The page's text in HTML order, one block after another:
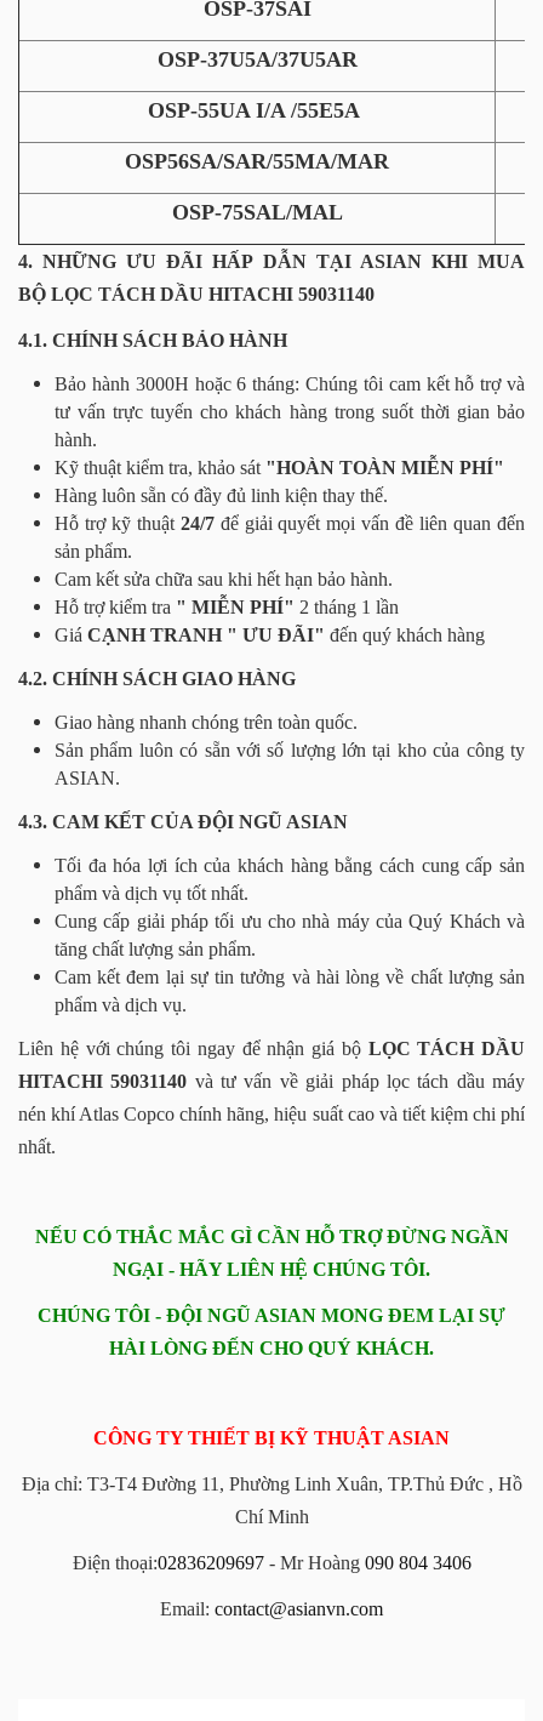
OSP-37SAI
OSP-37U5A/37U5AR
OSP-55UA I/A /55E5A
OSP56SA/SAR/55MA/MAR
OSP-75SAL/MAL
4. NHỮNG ƯU ĐÃI HẤP DẪN TẠI ASIAN KHI MUA
BỘ LỌC TÁCH DẦU HITACHI 59031140
4.1. CHÍNH SÁCH BẢO HÀNH
Bảo hành 3000H hoặc 6 tháng: Chúng tôi cam kết hỗ trợ và
tư vấn trực tuyến cho khách hàng trong suốt thời gian bảo
hành.
Kỹ thuật kiểm tra, khảo sát "HOÀN TOÀN MIỄN PHÍ"
Hàng luôn sẵn có đầy đủ linh kiện thay thế.
Hỗ trợ kỹ thuật 24/7 để giải quyết mọi vấn đề liên quan đến
sản phẩm.
Cam kết sửa chữa sau khi hết hạn bảo hành.
Hỗ trợ kiểm tra " MIỄN PHÍ" 2 tháng 1 lần
Giá CẠNH TRANH " ƯU ĐÃI" đến quý khách hàng
4.2. CHÍNH SÁCH GIAO HÀNG
Giao hàng nhanh chóng trên toàn quốc.
Sản phẩm luôn có sẵn với số lượng lớn tại kho của công ty
ASIAN.
4.3. CAM KẾT CỦA ĐỘI NGŨ ASIAN
Tối đa hóa lợi ích của khách hàng bằng cách cung cấp sản
phẩm và dịch vụ tốt nhất.
Cung cấp giải pháp tối ưu cho nhà máy của Quý Khách và
tăng chất lượng sản phẩm.
Cam kết đem lại sự tin tưởng và hài lòng về chất lượng sản
phẩm và dịch vụ.
Liên hệ với chúng tôi ngay để nhận giá bộ LỌC TÁCH DẦU
HITACHI 59031140 và tư vấn về giải pháp lọc tách dầu máy
nén khí Atlas Copco chính hãng, hiệu suất cao và tiết kiệm chi phí
nhất.
NẾU CÓ THẮC MẮC GÌ CẦN HỖ TRỢ ĐỪNG NGẦN
NGẠI - HÃY LIÊN HỆ CHÚNG TÔI.
CHÚNG TÔI - ĐỘI NGŨ ASIAN MONG ĐEM LẠI SỰ
HÀI LÒNG ĐẾN CHO QUÝ KHÁCH.
CÔNG TY THIẾT BỊ KỸ THUẬT ASIAN
Địa chỉ: T3-T4 Đường 11, Phường Linh Xuân, TP.Thủ Đức , Hồ
Chí Minh
Điện thoại:02836209697- Mr Hoàng 090 804 3406
Email: contact@asianvn.com